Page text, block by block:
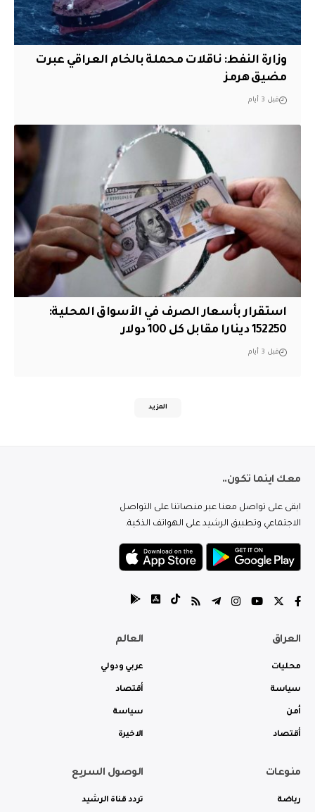
وزارة النفط: ناقلات محملة بالخام العراقي عبرت
مضيق هرمز
قبل 3 أيام
استقرار بأسعار الصرف في الأسواق المحلية:
152250 دينارا مقابل كل 100 دولار
قبل 3 أيام
المزيد
معك اينما تكون..
ابقى على تواصل معنا عبر منصاتنا على التواصل
الاجتماعي وتطبيق الرشيد على الهواتف الذكية.
العراق
محليات
سياسة
أمن
أقتصاد
العالم
عربي ودولي
أقتصاد
سياسة
الاخيرة
منوعات
رياضة
الوصول السريع
تردد قناة الرشيد